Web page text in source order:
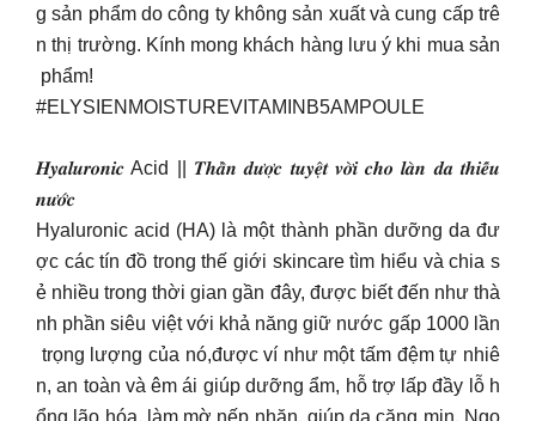
g sản phẩm do công ty không sản xuất và cung cấp trê
n thị trường. Kính mong khách hàng lưu ý khi mua sản
phẩm!
#ELYSIENMOISTUREVITAMINB5AMPOULE
𝑯𝒚𝒂𝒍𝒖𝒓𝒐𝒏𝒊𝒄 Acid || 𝑻𝒉𝒂̂̀𝒏 𝒅𝒖̛𝒐̛̣𝒄 𝒕𝒖𝒚𝒆̣̂𝒕 𝒗𝒐̛̀𝒊 𝒄𝒉𝒐 𝒍𝒂̀𝒏 𝒅𝒂 𝒕𝒉𝒊𝒆̂́𝒖
𝒏𝒖̛𝒐̛́𝒄
Hyaluronic acid (HA) là một thành phần dưỡng da đư
ợc các tín đồ trong thế giới skincare tìm hiểu và chia s
ẻ nhiều trong thời gian gần đây, được biết đến như thà
nh phần siêu việt với khả năng giữ nước gấp 1000 lần
trọng lượng của nó,được ví như một tấm đệm tự nhiê
n, an toàn và êm ái giúp dưỡng ẩm, hỗ trợ lấp đầy lỗ h
ổng lão hóa, làm mờ nếp nhăn, giúp da căng mịn. Ngo